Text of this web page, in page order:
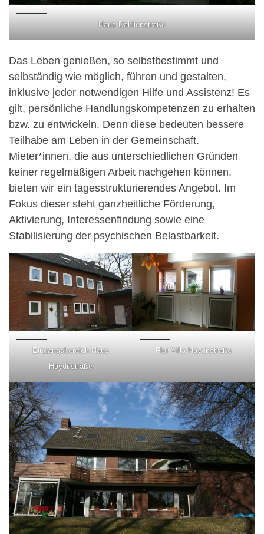
Haus Dahlienstraße
Das Leben genießen, so selbstbestimmt und
selbständig wie möglich, führen und gestalten,
inklusive jeder notwendigen Hilfe und Assistenz! Es
gilt, persönliche Handlungskompetenzen zu erhalten
bzw. zu entwickeln. Denn diese bedeuten bessere
Teilhabe am Leben in der Gemeinschaft.
Mieter*innen, die aus unterschiedlichen Gründen
keiner regelmäßigen Arbeit nachgehen können,
bieten wir ein tagesstrukturierendes Angebot. Im
Fokus dieser steht ganzheitliche Förderung,
Aktivierung, Interessenfindung sowie eine
Stabilisierung der psychischen Belastbarkeit.
Eingangsbereich Haus
Haydnstraße
Flur Villa Haydnstraße